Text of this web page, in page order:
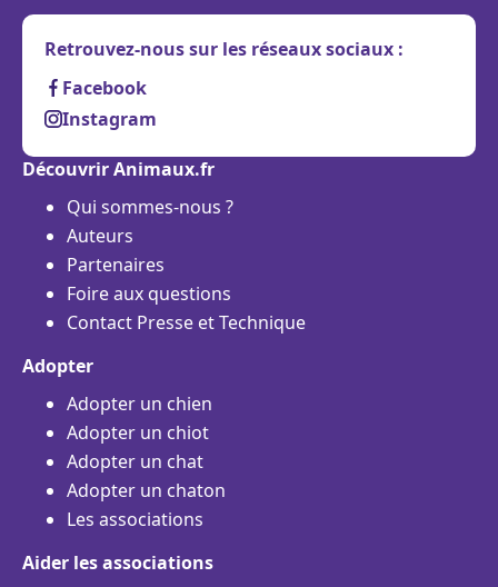
Retrouvez-nous sur les réseaux sociaux :
Facebook
Instagram
Découvrir Animaux.fr
Qui sommes-nous ?
Auteurs
Partenaires
Foire aux questions
Contact Presse et Technique
Adopter
Adopter un chien
Adopter un chiot
Adopter un chat
Adopter un chaton
Les associations
Aider les associations